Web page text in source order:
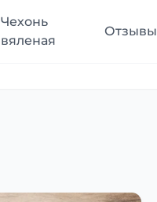
Чехонь
вяленая
Отзывы